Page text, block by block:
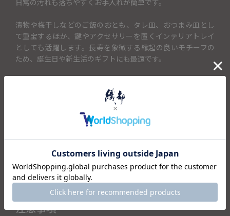
漬物や梅干しなどのご飯のおとも、タレ皿、おつまみ皿とし
て重宝するほか、鍵やアクセサリーを置くインテリアトレイ
としても活躍します。長寿を象徴する縁起の良いモチーフの
ため、誕生日や新生活のギフトにも最適です。
注意事項